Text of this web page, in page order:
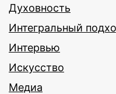
Духовность
Интегральный
Интервью
Искусство
Медиа